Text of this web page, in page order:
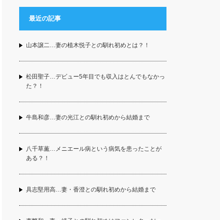
最近の記事
山本譲二…妻の植木悦子との馴れ初めとは？！
松田聖子…デビュー5年目でも収入はとんでもなかっ
た？！
牛島和彦…妻の光江との馴れ初めから結婚まで
八千草薫…メニエール病という病気を患ったことが
ある？！
具志堅用高…妻・香澄との馴れ初めから結婚まで